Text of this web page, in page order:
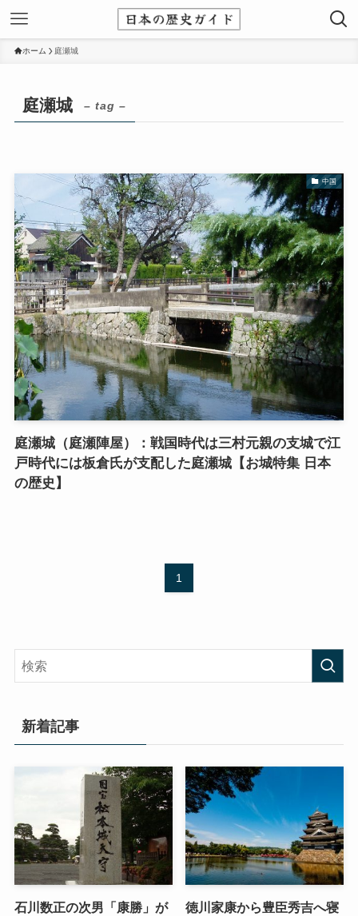
ホーム 庭瀬城
庭瀬城 – tag –
中国
庭瀬城（庭瀬陣屋）：戦国時代は三村元親の支城で江
戸時代には板倉氏が支配した庭瀬城【お城特集 日本
の歴史】
1
新着記事
石川数正の次男「康勝」が
徳川家康から豊臣秀吉へ寝